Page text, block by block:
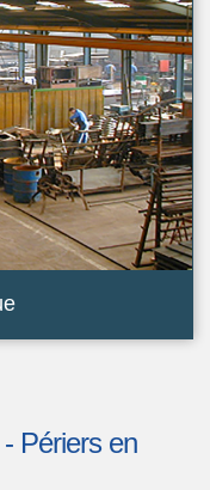
Périers en